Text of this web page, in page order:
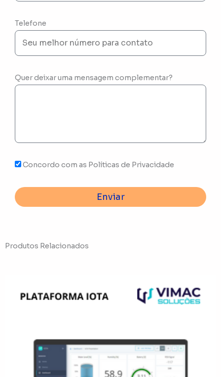
Telefone
Quer deixar uma mensagem complementar?
Concordo com as Políticas de Privacidade
Enviar
Produtos Relacionados